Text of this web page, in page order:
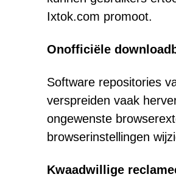
Ixtok.com promoot.
Onofficiële
Software repositories
verspreiden vaak
ongewenste
browserinstellingen
Kwaadwillige